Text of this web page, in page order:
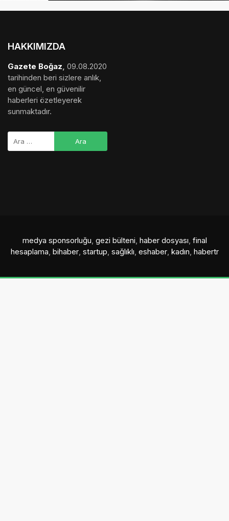
HAKKIMIZDA
Gazete Boğaz, 09.08.2020
tarihinden beri sizlere anlık,
en güncel, en güvenilir
haberleri özetleyerek
sunmaktadır.
medya sponsorluğu, gezi bülteni, haber dosyası, final
hesaplama, bihaber, startup, sağlıklı, eshaber, kadın, habertr